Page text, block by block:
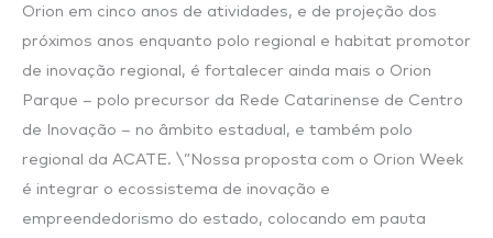
Orion em cinco anos de atividades, e de projeção dos
próximos anos enquanto polo regional e habitat promotor
de inovação regional, é fortalecer ainda mais o Orion
Parque – polo precursor da Rede Catarinense de Centro
de Inovação – no âmbito estadual, e também polo
regional da ACATE. \”Nossa proposta com o Orion Week
é integrar o ecossistema de inovação e
empreendedorismo do estado, colocando em pauta